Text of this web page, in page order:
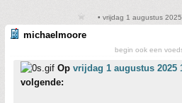
• vrijdag 1 augustus
michaelmoore
begin ook een
Op vrijdag 1 augustus 2025
volgende: